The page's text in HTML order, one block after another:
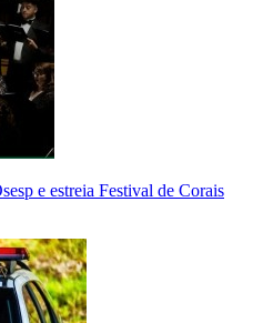
e estreia Festival de Corais